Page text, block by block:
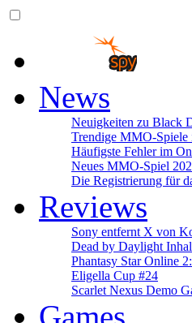
News
Neuigkeiten zu Black
Trendige MMO-Spiele
Häufigste Fehler im
Neues MMO-Spiel
Die Registrierung für
Reviews
Sony entfernt X von
Dead by Daylight
Phantasy Star Online
Eligella Cup #24
Scarlet Nexus Demo
Games